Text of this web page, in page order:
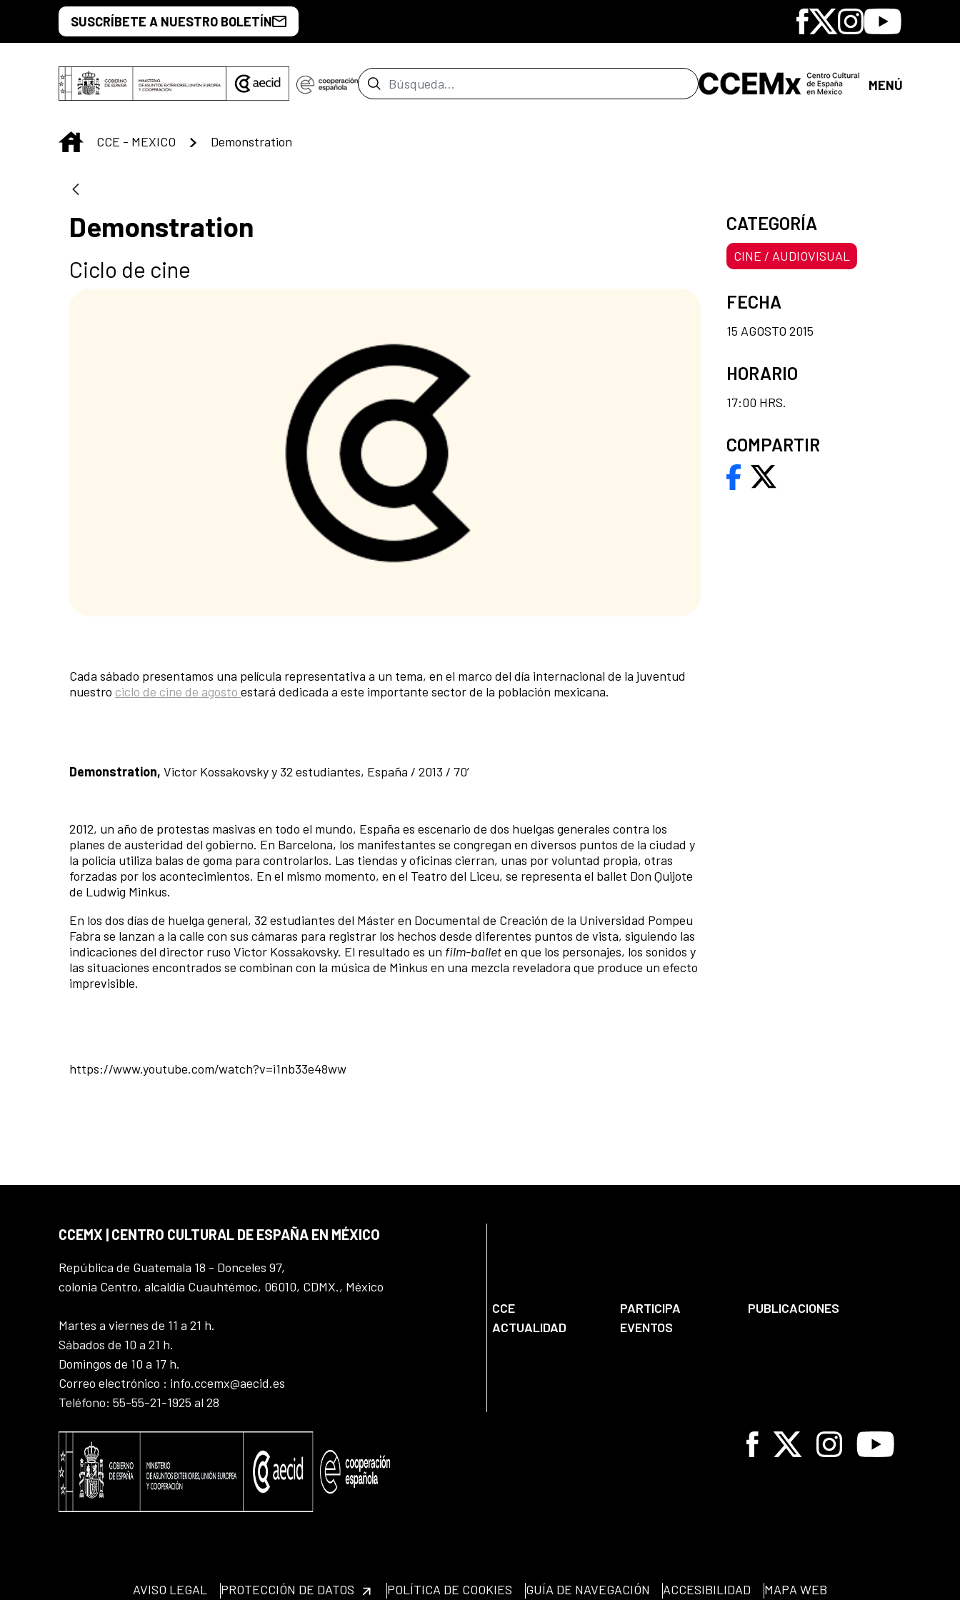
Saltar al contenido principal
SUSCRÍBETE A NUESTRO BOLETÍN Facebook
X Instagram
Youtube
Barra de búsqueda MENÚ
INICIO
CCE - MEXICO Demonstration
Demonstration
Ciclo de cine
Cada sábado presentamos una película representativa a un tema, en el marco del día internacional de la juventud
nuestro ciclo de cine de agosto estará dedicada a este importante sector de la población mexicana.
Demonstration, Victor Kossakovsky y 32 estudiantes, España / 2013 / 70’
2012, un año de protestas masivas en todo el mundo, España es escenario de dos huelgas generales contra los
planes de austeridad del gobierno. En Barcelona, los manifestantes se congregan en diversos puntos de la ciudad y
la policía utiliza balas de goma para controlarlos. Las tiendas y oficinas cierran, unas por voluntad propia, otras
forzadas por los acontecimientos. En el mismo momento, en el Teatro del Liceu, se representa el ballet Don Quijote
de Ludwig Minkus.
En los dos días de huelga general, 32 estudiantes del Máster en Documental de Creación de la Universidad Pompeu
Fabra se lanzan a la calle con sus cámaras para registrar los hechos desde diferentes puntos de vista, siguiendo las
indicaciones del director ruso Victor Kossakovsky. El resultado es un film-balleten que los personajes, los sonidos y
las situaciones encontrados se combinan con la música de Minkus en una mezcla reveladora que produce un efecto
imprevisible.
https://www.youtube.com/watch?v=i1nb33e48ww
CATEGORÍA
CINE / AUDIOVISUAL
FECHA
15 AGOSTO 2015
HORARIO
17:00 HRS.
COMPARTIR
CCEMX | CENTRO CULTURAL DE ESPAÑA EN MÉXICO
República de Guatemala 18 - Donceles 97,
colonia Centro, alcaldía Cuauhtémoc, 06010, CDMX., México
Martes a viernes de 11 a 21 h.
Sábados de 10 a 21 h.
Domingos de 10 a 17 h.
Correo electrónico : info.ccemx@aecid.es
Teléfono: 55-55-21-1925 al 28
CCE PARTICIPA
PUBLICACIONES
ACTUALIDAD
EVENTOS
Facebook
X InstagramYoutube
AVISO LEGAL PROTECCIÓN DE DATOS POLÍTICA DE COOKIES GUÍA DE NAVEGACIÓN ACCESIBILIDAD MAPA WEB